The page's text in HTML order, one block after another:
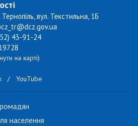
вул. Текстильна, 1Б
43-91-24
на карті)
/ YouTube
населення